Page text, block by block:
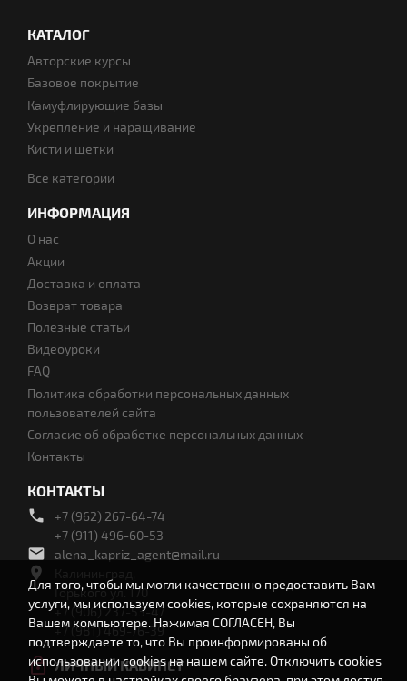
КАТАЛОГ
Авторские курсы
Базовое покрытие
Камуфлирующие базы
Укрепление и наращивание
Кисти и щётки
Все категории
ИНФОРМАЦИЯ
О нас
Акции
Доставка и оплата
Возврат товара
Полезные статьи
Видеоуроки
FAQ
Политика обработки персональных данных
пользователей сайта
Согласие об обработке персональных данных
Контакты
КОНТАКТЫ
phone
+7 (962) 267-64-74
+7 (911) 496-60-53
email alena_kapriz_agent@mail.ru
place
Горького ул. 170
+7 (906) 237-53-47
+7 (981) 469-76-39
lock_open ЛИЧНЫЙ КАБИНЕТ
Для того, чтобы мы могли качественно предоставить Вам
услуги, мы используем cookies, которые сохраняются на
Вашем компьютере. Нажимая СОГЛАСЕН, Вы
подтверждаете то, что Вы проинформированы об
использовании cookies на нашем сайте. Отключить cookies